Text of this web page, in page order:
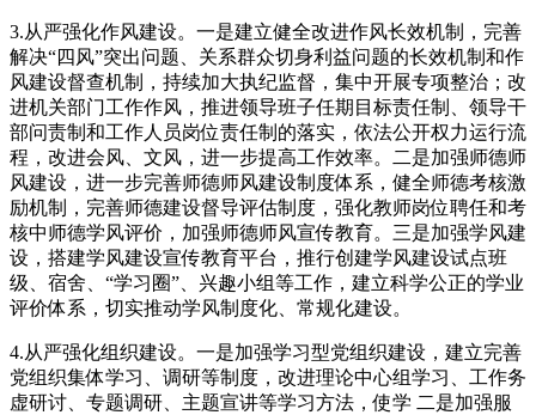
3.从严强化作风建设。一是建立健全改进作风长效机制，完善
解决“四风”突出问题、关系群众切身利益问题的长效机制和作
风建设督查机制，持续加大执纪监督，集中开展专项整治；改
进机关部门工作作风，推进领导班子任期目标责任制、领导干
部问责制和工作人员岗位责任制的落实，依法公开权力运行流
程，改进会风、文风，进一步提高工作效率。二是加强师德师
风建设，进一步完善师德师风建设制度体系，健全师德考核激
励机制，完善师德建设督导评估制度，强化教师岗位聘任和考
核中师德学风评价，加强师德师风宣传教育。三是加强学风建
设，搭建学风建设宣传教育平台，推行创建学风建设试点班
级、宿舍、“学习圈”、兴趣小组等工作，建立科学公正的学业
评价体系，切实推动学风制度化、常规化建设。
4.从严强化组织建设。一是加强学习型党组织建设，建立完善
党组织集体学习、调研等制度，改进理论中心组学习、工作务
虚研讨、专题调研、主题宣讲等学习方法，使学 二是加强服